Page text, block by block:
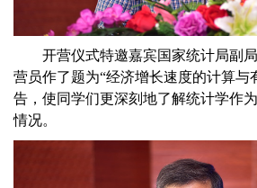
开营仪式特邀嘉宾国家统计局副
营员作了题为“经济增长速度的计算与
告，使同学们更深刻地了解统计学作
情况。